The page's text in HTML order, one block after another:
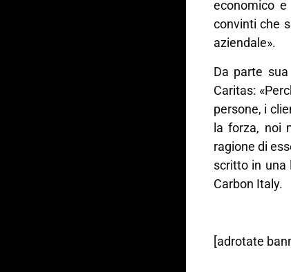
economico
convinti che
aziendale».
Da parte
Caritas:
persone, i
la forza, noi
ragione di
scritto in una
Carbon Italy.
[adrotate